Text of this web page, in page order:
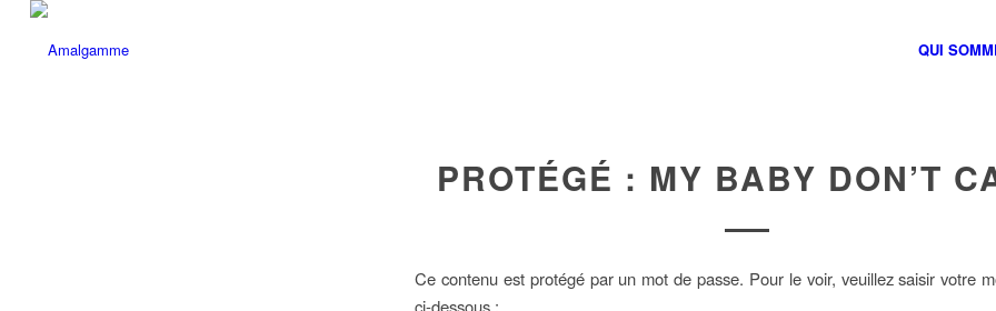
QUI
PROTÉGÉ : MY BABY DON’T
Ce contenu est protégé par un mot de passe. Pour le voir, veuillez saisir votre
ci-dessous :